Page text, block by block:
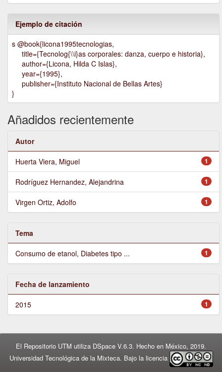
Ejemplo de citación
s @book{licona1995tecnologias,
title={Tecnolog{\\i}as corporales: danza, cuerpo e historia},
author={Licona, Hilda C Islas},
year={1995},
publisher={Instituto Nacional de Bellas Artes}
}
Añadidos recientemente
Autor
1
Huerta Viera, Miguel
1
Rodríguez Hernandez, Alejandrina
1
Virgen Ortiz, Adolfo
Tema
1
Consumo de etanol, Diabetes tipo ...
Fecha de lanzamiento
1
2015
El Repositorio UTM utiliza DSpace V.6.3. Hecho en México, 2019.
Universidad Tecnológica de la Mixteca. Bajo la licencia